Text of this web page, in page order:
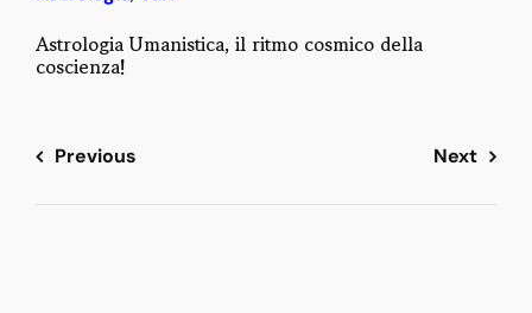
Astrologia Umanistica, il ritmo cosmico della
coscienza!
Previous Next